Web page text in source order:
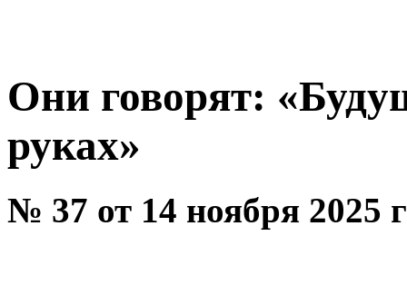
Они говорят:
руках»
№ 37 от 14 ноября 2025